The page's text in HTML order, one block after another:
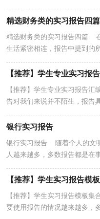
告才能写的好吗？下面是小编
精选财务类的实习报告四篇
精选财务类的实习报告四篇
生活紧密相连，报告中提到的
【推荐】学生专业实习报
【推荐】学生专业实习报告
告对我们来说并不陌生，报告
报告才是有效的呢？以下是小
银行实习报告
银行实习报告 随着个人的文
人越来越多，多数报告都是在
【推荐】学生实习报告模
【推荐】学生实习报告模板
要使用报告的情况越来越多，